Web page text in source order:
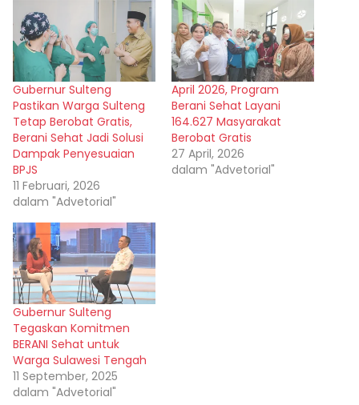
Gubernur Sulteng
Pastikan Warga Sulteng
Tetap Berobat Gratis,
Berani Sehat Jadi Solusi
Dampak Penyesuaian
BPJS
11 Februari, 2026
dalam "Advetorial"
April 2026, Program
Berani Sehat Layani
164.627 Masyarakat
Berobat Gratis
27 April, 2026
dalam "Advetorial"
Gubernur Sulteng
Tegaskan Komitmen
BERANI Sehat untuk
Warga Sulawesi Tengah
11 September, 2025
dalam "Advetorial"